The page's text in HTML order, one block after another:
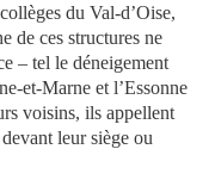
du Val-d’Oise,
de ces structures ne
– tel le déneigement
et-Marne et l’Essonne
voisins, ils appellent
leur siège ou